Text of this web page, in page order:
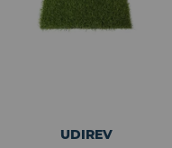
UDIREV